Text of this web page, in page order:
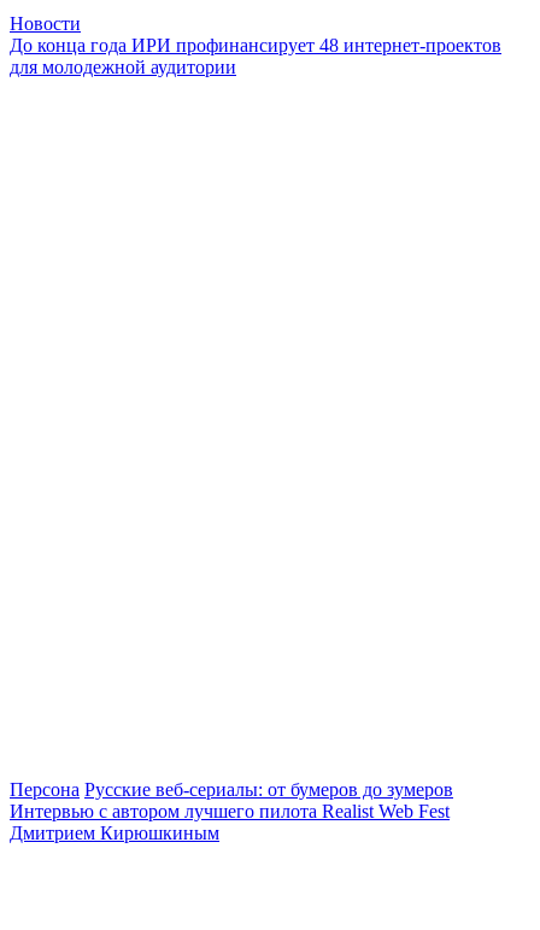
Новости
До конца года ИРИ профинансирует 48 интернет-проектов
для молодежной аудитории
Персона Русские веб-сериалы: от бумеров до зумеров
Интервью с автором лучшего пилота Realist Web Fest
Дмитрием Кирюшкиным